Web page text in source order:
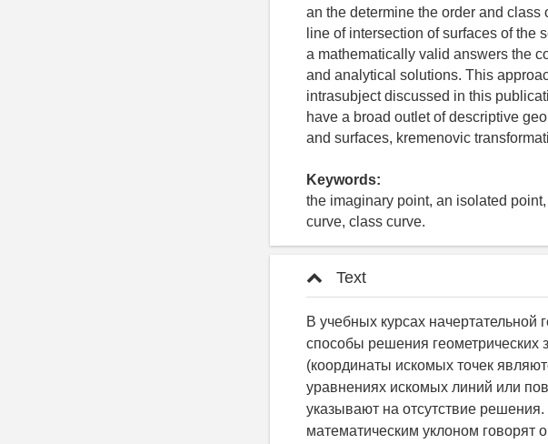
an the determine the order and
line of intersection of surfaces of the
a mathematically valid answers the
and analytical solutions. This
intrasubject discussed in this
have a broad outlet of descriptive
and surfaces, kremenovic
Keywords:
the imaginary point, an isolated
curve, class curve.
Text
В учебных курсах
способы решения
(координаты искомых точек
уравнениях искомых линий или
указывают на отсутствие
математическим уклоном говорят